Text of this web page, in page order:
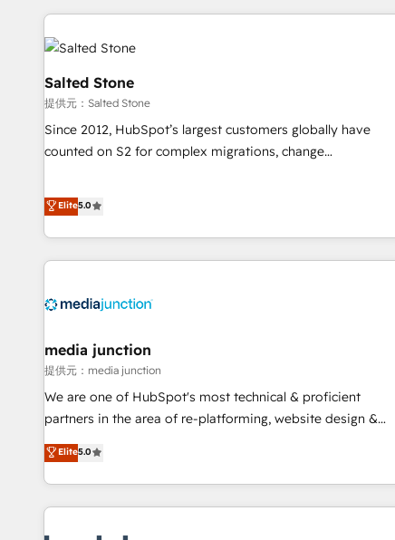
need to thrive. Industries we specialize in: - Manufacturing -
Healthcare - Financial Services - Managed IT (MSP) -
Franchises - Professional Services - And more! How we
help: ✔️ Full HubSpot implementations and portal
optimization ✔️ Data migrations, CRM architecture, and
reporting foundations ✔️ Custom integrations and workflow
automation ✔️ User adoption programs, training, and
through the revenue maturity model - delivering the right
improvements at the right time so operations evolve
Salted Stone
提供元：Salted Stone
Since 2012, HubSpot’s largest customers globally have
counted on S2 for complex migrations, change
that deliver measurable impact and transform brand
experiences As one of the few full-service creative agencies
in the HubSpot ecosystem, we blend strategy, technology,
& award-winning design to build scalable, globally
campaigns, & RevOps frameworks that fuel long-term
seamless integrations, ensure long-term adoption with
change-management programs, and align marketing, sales,
and service to drive sustainable growth With 6 key
HubSpot accreditations and experience across hundreds of
one of our globally integrated teams has worked with
clients just like you Let’s explore whether S2 is the partner
Elite5.0
media junction
提供元：media junction
We are one of HubSpot's most technical & proficient
partners in the area of re-platforming, website design &
development. We specialize in multi-hub implementations
for mid-market & enterprise companies. We are woman-
owned, powered by coffee, and we ❤️ dogs. We produce
award-winning work for our clients. 🏆2023 Technical
Elite5.0